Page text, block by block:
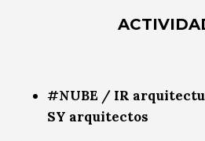
#NUBE / IR
SY arquitectos